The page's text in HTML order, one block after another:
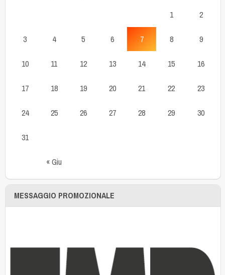
« Giu
1 2
3 4 5 6 7 8 9
10 11 12 13 14 15 16
17 18 19 20 21 22 23
24 25 26 27 28 29 30
31
MESSAGGIO PROMOZIONALE